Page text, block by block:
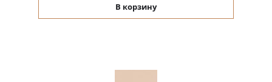
В корзину